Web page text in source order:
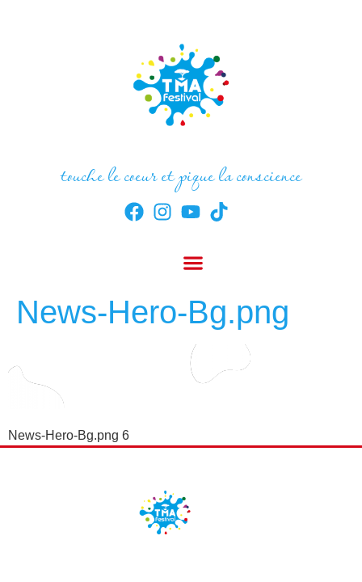
touche le coeur et pique la conscience
News-Hero-Bg.png
News-Hero-Bg.png 6